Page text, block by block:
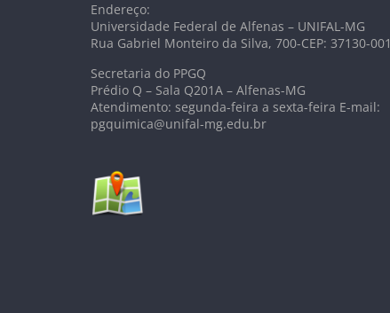
Endereço:
Universidade Federal de Alfenas – UNIFAL-MG
Rua Gabriel Monteiro da Silva, 700-CEP: 37130-001
Secretaria do PPGQ
Prédio Q – Sala Q201A – Alfenas-MG
Atendimento: segunda-feira a sexta-feira E-mail:
pgquimica@unifal-mg.edu.br